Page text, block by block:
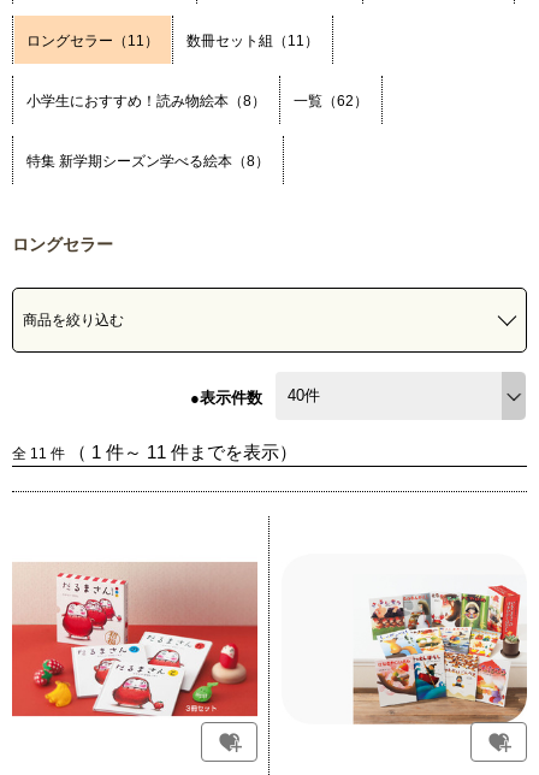
ロングセラー（11） 数冊セット組（11）
小学生におすすめ！読み物絵本（8） 一覧（62）
特集 新学期シーズン学べる絵本（8）
ロングセラー
商品を絞り込む
●表示件数
全 11 件 （ 1 件～ 11 件までを表示）